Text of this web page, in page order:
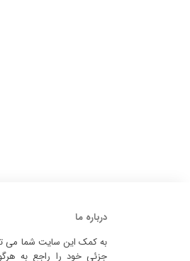
درباره ما
به کمک این سایت شما می
جزئی خود را راجع به